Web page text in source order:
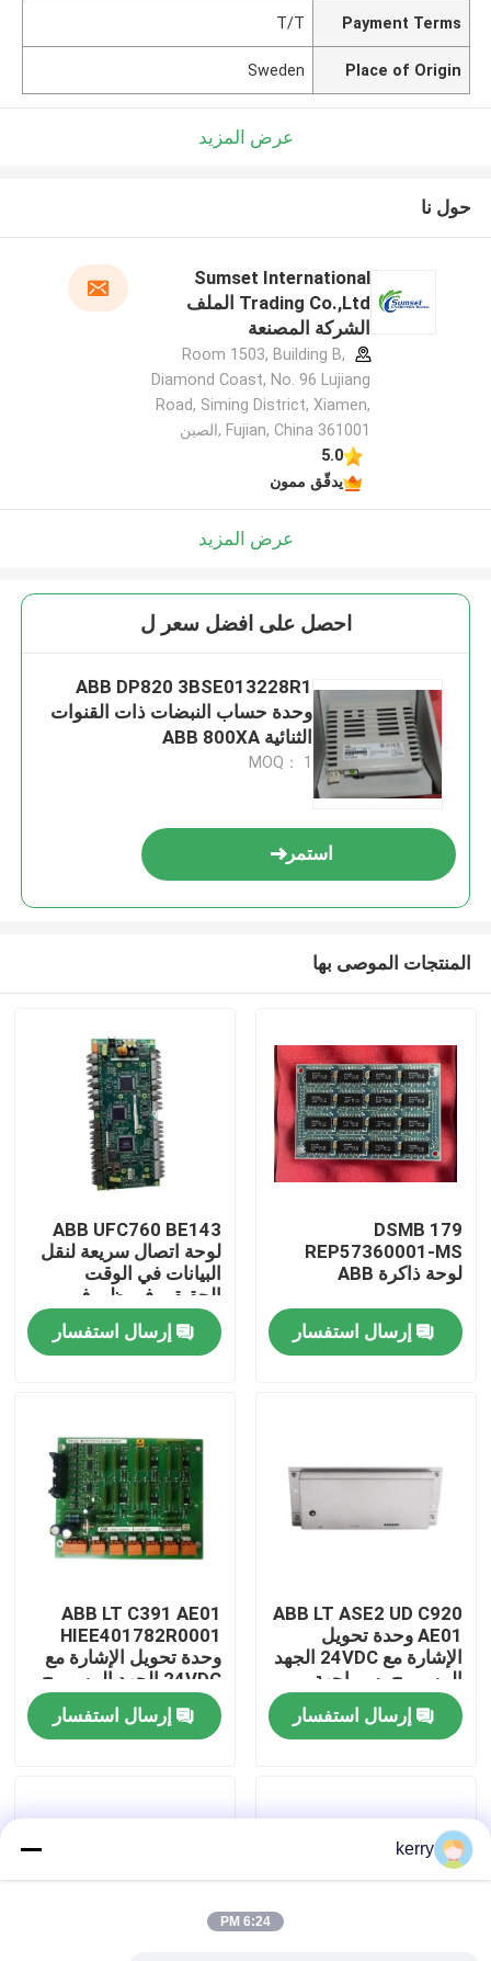
المنزل
فيديوهات
معلومات عنا
جولة في المعمل
رقابة جودة
اتصل بنا
اطلب اقتباس
Payment Terms
T/T
Place of Origin
Sweden
عرض المزيد
حول نا
Sumset International
Trading Co.,Ltd الملف
الشركة المصنعة
Room 1503, Building B,
Diamond Coast, No. 96 Lujiang
Road, Siming District, Xiamen,
Fujian, China 361001 ,الصين
5.0
يدقّق ممون
عرض المزيد
احصل على افضل سعر ل
ABB DP820 3BSE013228R1
وحدة حساب النبضات ذات القنوات
الثنائية ABB 800XA
MOQ： 1
استمر
المنتجات الموصى بها
DSMB 179
REP57360001-MS
لوحة ذاكرة ABB
إرسال استفسار
ABB UFC760 BE143
لوحة اتصال سريعة لنقل
البيانات في الوقت
الحقيقي في ظروف
مصنع قاسية مع سهولة
التثبيتإرسال استفسار
ABB LT ASE2 UD C920
AE01 وحدة تحويل
الإشارة مع 24VDC الجهد
المسموح به وواجهة
طاقة مستقرة لسهولة
التثبيتإرسال استفسار
ABB LT C391 AE01
HIEE401782R0001
وحدة تحويل الإشارة مع
24VDC الجهد المسموح
به وأجزاء صناعية دائمة
لتحويل الإشارة بدقة
إرسال استفسار
kerry
6:24 PM